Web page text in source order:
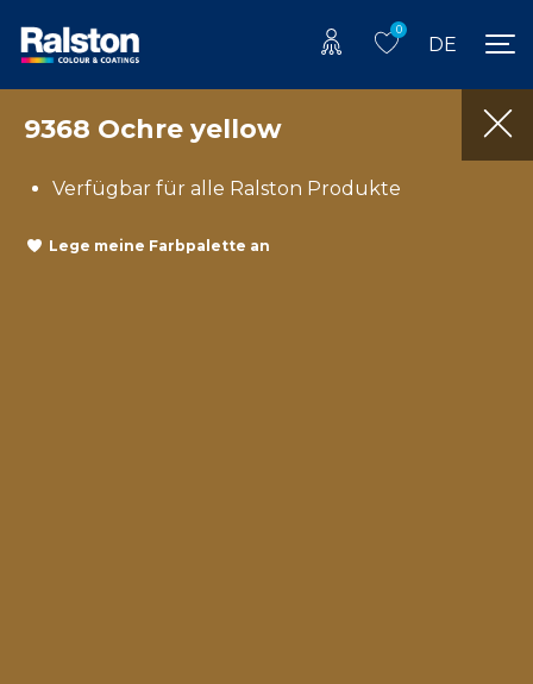
0
DE
9368 Ochre yellow
Verfügbar für alle Ralston Produkte
Lege meine Farbpalette an